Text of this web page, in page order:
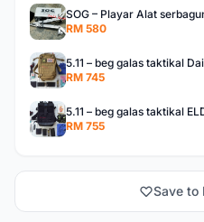
SOG – Playar Alat
RM 580
5.11 – beg galas taktikal
RM 745
5.11 – beg galas taktikal
RM 755
Save to